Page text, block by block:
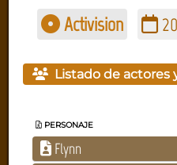
Activision
Listado de actores
PERSONAJE
Flynn